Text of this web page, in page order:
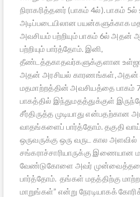
நிராகரித்தனர் (பாகம் 4ல்). பாகம் 5ல்
அடிப்படையிலான பயன்களுக்காக
அவசியம் பற்றியும் பாகம் 6ல் அதன்
பற்றியும் பார்த்தோம். இனி,
தீண்டத்தகாதவர்களுக்குளான
அதன் அரசியல் காரணங்கள், அதன்
மதமாற்றத்தின் அவசியத்தை பாகம்
பாகத்தில் இந்துமதத்துக்குள்
சீர்திருத்த முடியாது என்பதற்கான
வாதங்களைப் பார்த்தோம். தகுதி
ஒருவருக்கு ஒரு வருட கால அளவில்
சங்கராச்சாரியாருக்கு இணையான
வேண்டுகோளை அவர்
பார்த்தோம். தங்கள் மதத்திற்கு
மாறுங்கள்” என்று நேரடியாகக்